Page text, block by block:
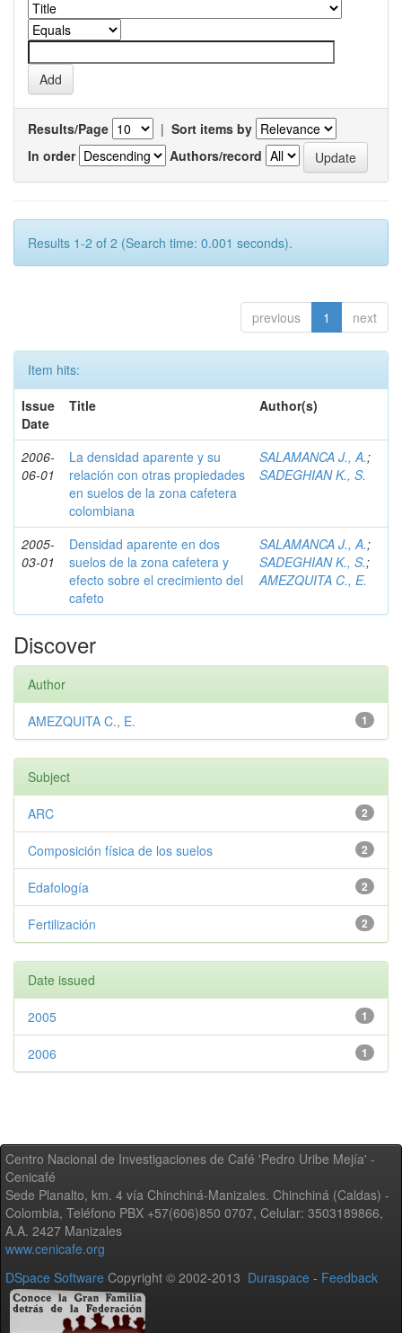
Results/Page | Sort items by
In order
Authors/record
Results 1-2 of 2 (Search time: 0.001 seconds).
previous 1 next
Item hits:
Issue
Date
Title Author(s)
2006-
06-01
La densidad aparente y su
relación con otras propiedades
en suelos de la zona cafetera
colombiana
SALAMANCA J., A.;
SADEGHIAN K., S.
2005-
03-01
Densidad aparente en dos
suelos de la zona cafetera y
efecto sobre el crecimiento del
cafeto
SALAMANCA J., A.;
SADEGHIAN K., S.;
AMEZQUITA C., E.
Discover
Author
1
AMEZQUITA C., E.
Subject
2
ARC
2
Composición física de los suelos
2
Edafología
2
Fertilización
Date issued
1
2005
1
2006
Centro Nacional de Investigaciones de Café 'Pedro Uribe Mejía' -
Cenicafé
Sede Planalto, km. 4 vía Chinchiná-Manizales. Chinchiná (Caldas) -
Colombia, Teléfono PBX +57(606)850 0707, Celular: 3503189866,
A.A. 2427 Manizales
www.cenicafe.org
DSpace Software Copyright © 2002-2013 Duraspace - Feedback